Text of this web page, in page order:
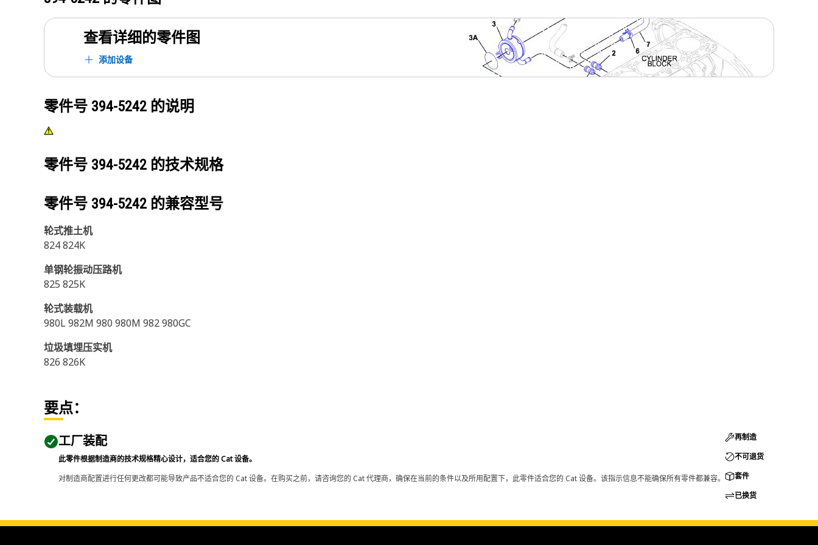
查看详细的零件图
添加设备
零件号 394-5242 的说明
零件号 394-5242 的技术规格
零件号 394-5242 的兼容型号
轮式推土机
824 824K
单钢轮振动压路机
825 825K
轮式装载机
980L 982M 980 980M 982 980GC
垃圾填埋压实机
826 826K
要点：
工厂装配
此零件根据制造商的技术规格精心设计，适合您的 Cat 设备。
对制造商配置进行任何更改都可能导致产品不适合您的 Cat 设备。在购买之前，请咨询您的 Cat 代理商，确保在当前的条件以及所用配置下，此零件适合您的 Cat 设备。该指示信息不能确保所有零件都兼容。
再制造
不可退货
套件
已换货